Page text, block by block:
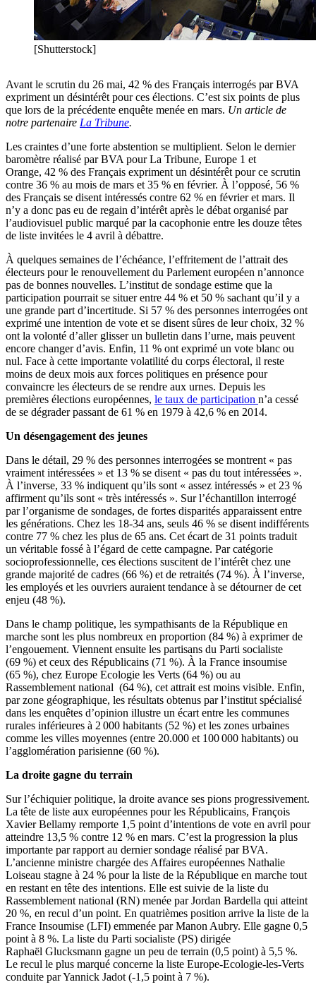
[Shutterstock]
Avant le scrutin du 26 mai, 42 % des Français interrogés par BVA
expriment un désintérêt pour ces élections. C’est six points de plus
que lors de la précédente enquête menée en mars. Un article de
notre partenaire La Tribune.
Les craintes d’une forte abstention se multiplient. Selon le dernier
baromètre réalisé par BVA pour La Tribune, Europe 1 et
Orange, 42 % des Français expriment un désintérêt pour ce scrutin
contre 36 % au mois de mars et 35 % en février. À l’opposé, 56 %
des Français se disent intéressés contre 62 % en février et mars. Il
n’y a donc pas eu de regain d’intérêt après le débat organisé par
l’audiovisuel public marqué par la cacophonie entre les douze têtes
de liste invitées le 4 avril à débattre.
À quelques semaines de l’échéance, l’effritement de l’attrait des
électeurs pour le renouvellement du Parlement européen n’annonce
pas de bonnes nouvelles. L’institut de sondage estime que la
participation pourrait se situer entre 44 % et 50 % sachant qu’il y a
une grande part d’incertitude. Si 57 % des personnes interrogées ont
exprimé une intention de vote et se disent sûres de leur choix, 32 %
ont la volonté d’aller glisser un bulletin dans l’urne, mais peuvent
encore changer d’avis. Enfin, 11 % ont exprimé un vote blanc ou
nul. Face à cette importante volatilité du corps électoral, il reste
moins de deux mois aux forces politiques en présence pour
convaincre les électeurs de se rendre aux urnes. Depuis les
premières élections européennes, le taux de participation n’a cessé
de se dégrader passant de 61 % en 1979 à 42,6 % en 2014.
Un désengagement des jeunes
Dans le détail, 29 % des personnes interrogées se montrent « pas
vraiment intéressées » et 13 % se disent « pas du tout intéressées ».
À l’inverse, 33 % indiquent qu’ils sont « assez intéressés » et 23 %
affirment qu’ils sont « très intéressés ». Sur l’échantillon interrogé
par l’organisme de sondages, de fortes disparités apparaissent entre
les générations. Chez les 18-34 ans, seuls 46 % se disent indifférents
contre 77 % chez les plus de 65 ans. Cet écart de 31 points traduit
un véritable fossé à l’égard de cette campagne. Par catégorie
socioprofessionnelle, ces élections suscitent de l’intérêt chez une
grande majorité de cadres (66 %) et de retraités (74 %). À l’inverse,
les employés et les ouvriers auraient tendance à se détourner de cet
enjeu (48 %).
Dans le champ politique, les sympathisants de la République en
marche sont les plus nombreux en proportion (84 %) à exprimer de
l’engouement. Viennent ensuite les partisans du Parti socialiste
(69 %) et ceux des Républicains (71 %). À la France insoumise
(65 %), chez Europe Ecologie les Verts (64 %) ou au
Rassemblement national (64 %), cet attrait est moins visible. Enfin,
par zone géographique, les résultats obtenus par l’institut spécialisé
dans les enquêtes d’opinion illustre un écart entre les communes
rurales inférieures à 2 000 habitants (52 %) et les zones urbaines
comme les villes moyennes (entre 20.000 et 100 000 habitants) ou
l’agglomération parisienne (60 %).
La droite gagne du terrain
Sur l’échiquier politique, la droite avance ses pions progressivement.
La tête de liste aux européennes pour les Républicains, François
Xavier Bellamy remporte 1,5 point d’intentions de vote en avril pour
atteindre 13,5 % contre 12 % en mars. C’est la progression la plus
importante par rapport au dernier sondage réalisé par BVA.
L’ancienne ministre chargée des Affaires européennes Nathalie
Loiseau stagne à 24 % pour la liste de la République en marche tout
en restant en tête des intentions. Elle est suivie de la liste du
Rassemblement national (RN) menée par Jordan Bardella qui atteint
20 %, en recul d’un point. En quatrièmes position arrive la liste de la
France Insoumise (LFI) emmenée par Manon Aubry. Elle gagne 0,5
point à 8 %. La liste du Parti socialiste (PS) dirigée
Raphaël Glucksmann gagne un peu de terrain (0,5 point) à 5,5 %.
Le recul le plus marqué concerne la liste Europe-Ecologie-les-Verts
conduite par Yannick Jadot (-1,5 point à 7 %).